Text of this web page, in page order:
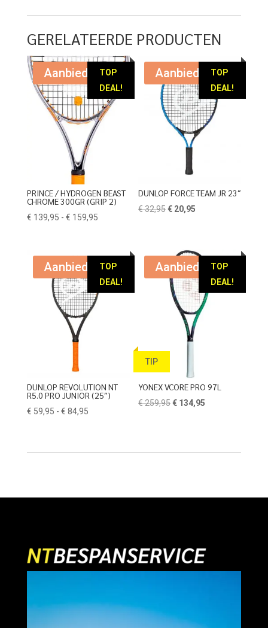
GERELATEERDE PRODUCTEN
TOP
DEAL!
Aanbieding!
PRINCE / HYDROGEN BEAST
CHROME 300GR (GRIP 2)
€ 139,95 - € 159,95Prijsklasse:
€ 159,95
TOP
DEAL!
Aanbieding!
DUNLOP FORCE TEAM JR 23″
€32,95Oorspronkelijke
€ 32,95.
€ 20,95
€ 20,95.
TOP
DEAL!
Aanbieding!
DUNLOP REVOLUTION NT
R5.0 PRO JUNIOR (25″)
€ 59,95 - € 84,95Prijsklasse:
TOP
DEAL!
TIP
Aanbieding!
YONEX VCORE PRO 97L
€259,95Oorspronkelijke
€ 134,95